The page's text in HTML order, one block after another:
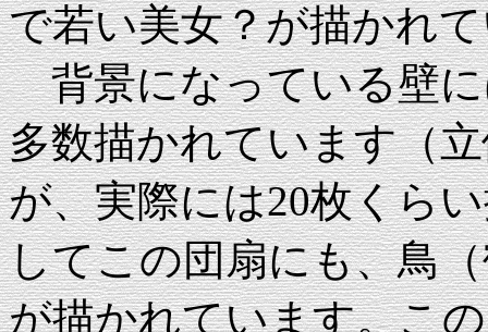
で若い美女？が描かれ
背景になっている壁に
多数描かれています（
が、実際には20枚くら
してこの団扇にも、鳥
が描かれています。こ